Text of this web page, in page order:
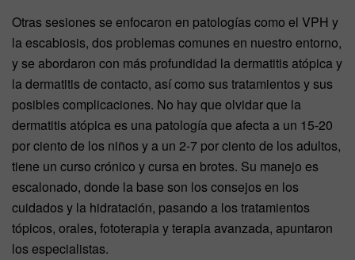
Otras sesiones se enfocaron en patologías como el VPH y
la escabiosis, dos problemas comunes en nuestro entorno,
y se abordaron con más profundidad la dermatitis atópica y
la dermatitis de contacto, así como sus tratamientos y sus
posibles complicaciones. No hay que olvidar que la
dermatitis atópica es una patología que afecta a un 15-20
por ciento de los niños y a un 2-7 por ciento de los adultos,
tiene un curso crónico y cursa en brotes. Su manejo es
escalonado, donde la base son los consejos en los
cuidados y la hidratación, pasando a los tratamientos
tópicos, orales, fototerapia y terapia avanzada, apuntaron
los especialistas.